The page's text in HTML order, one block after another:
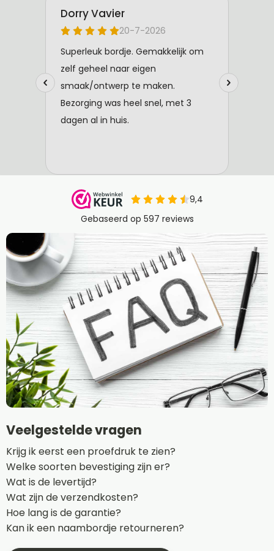
Veelgestelde vragen
Krijg ik eerst een proefdruk te zien?
Welke soorten bevestiging zijn er?
Wat is de levertijd?
Wat zijn de verzendkosten?
Hoe lang is de garantie?
Kan ik een naambordje retourneren?